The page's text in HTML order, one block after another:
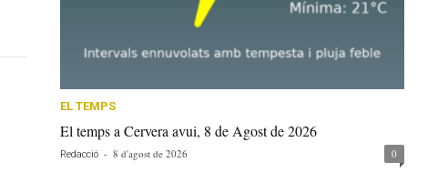
EL TEMPS
El temps a Cervera avui, 8 de Agost de 2026
Redacció - 8 d'agost de 2026 0